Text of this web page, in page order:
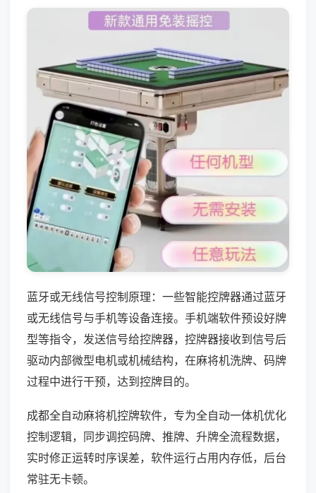
蓝牙或无线信号控制原理：一些智能控牌器通过蓝牙
或无线信号与手机等设备连接。手机端软件预设好牌
型等指令，发送信号给控牌器，控牌器接收到信号后
驱动内部微型电机或机械结构，在麻将机洗牌、码牌
过程中进行干预，达到控牌目的。
成都全自动麻将机控牌软件，专为全自动一体机优化
控制逻辑，同步调控码牌、推牌、升牌全流程数据，
实时修正运转时序误差，软件运行占用内存低，后台
常驻无卡顿。